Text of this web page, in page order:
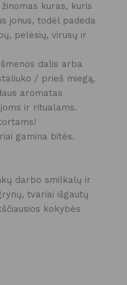
kuras, kuris
jonus, todėl padeda
pelėsių, virusų ir
dalis arba
/ prieš miegą,
aromatas
ir ritualams.
gamina bitės.
darbo smilkalų ir
tvariai išgautų
kokybės